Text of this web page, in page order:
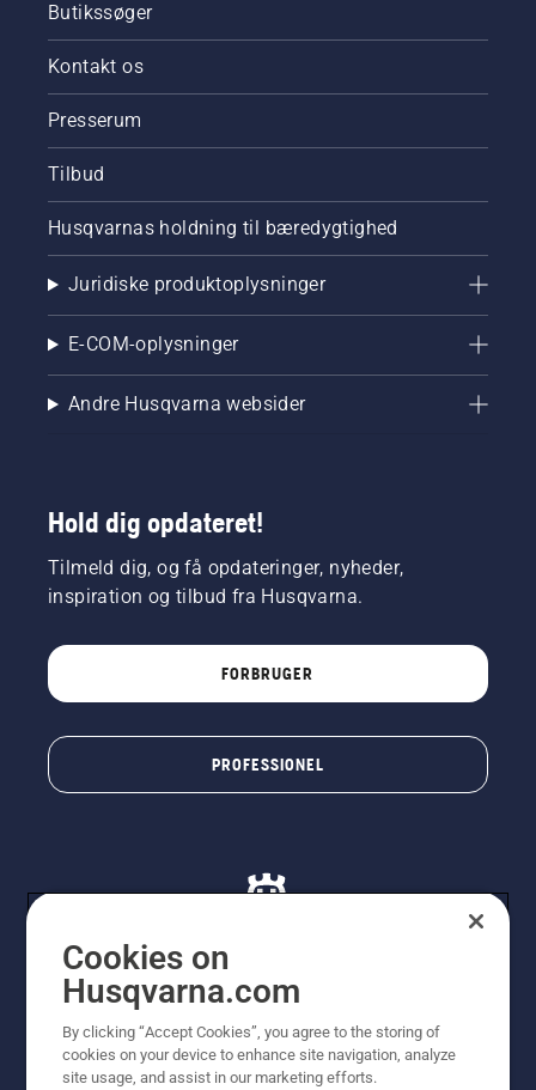
Butikssøger
Kontakt os
Presserum
Tilbud
Husqvarnas holdning til bæredygtighed
Juridiske produktoplysninger
E-COM-oplysninger
Andre Husqvarna websider
Hold dig opdateret!
Tilmeld dig, og få opdateringer, nyheder,
inspiration og tilbud fra Husqvarna.
FORBRUGER
PROFESSIONEL
viste priser er vejledende udsalgspriser. Der tages
forbehold for stave- og trykfejl samt prisændringer. Vi
Cookies on
Husqvarna.com
By clicking “Accept Cookies”, you agree to the storing of
cookies on your device to enhance site navigation, analyze
site usage, and assist in our marketing efforts.